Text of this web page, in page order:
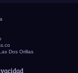
Dos Orillas